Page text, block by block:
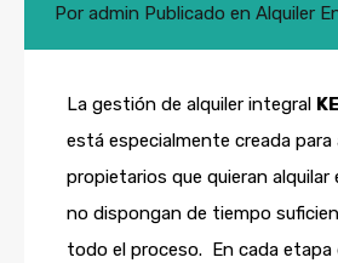
Por admin Publicado en Alquiler
La gestión de alquiler integral
está especialmente creada para
propietarios que quieran alquilar
no dispongan de tiempo
todo el proceso. En cada etapa